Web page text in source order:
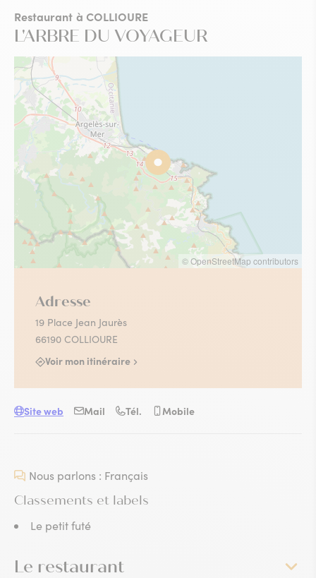
Restaurant à COLLIOURE
L'ARBRE DU VOYAGEUR
Nous parlons : Français
Classements et labels
Le petit futé
Le restaurant
© OpenStreetMap contributors
Adresse
19 Place Jean Jaurès
66190 COLLIOURE
Voir mon itinéraire
Site web Mail Tél. Mobile